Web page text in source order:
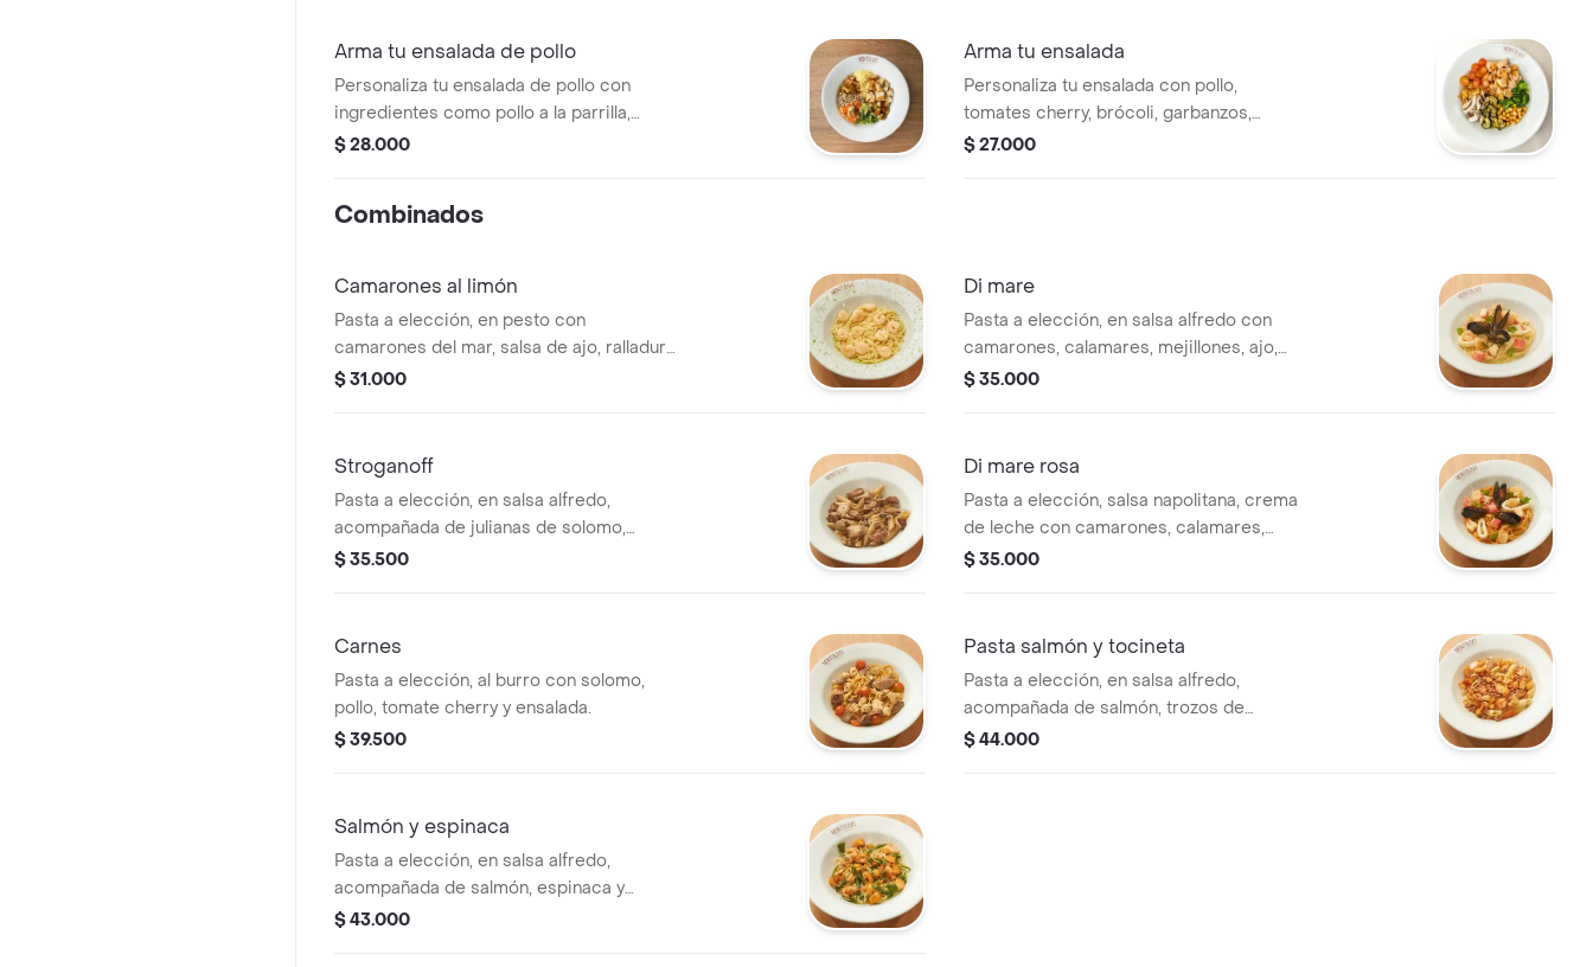
Arma tu ensalada de pollo
Personaliza tu ensalada de pollo con
ingredientes como pollo a la parrilla,
tomates cherry, zanahoria rallada, semillas
$ 28.000
Arma tu ensalada
Personaliza tu ensalada con pollo,
tomates cherry, brócoli, garbanzos,
champiñones y calabacín. Elige tus
$ 27.000
Combinados
Camarones al limón
Pasta a elección, en pesto con
camarones del mar, salsa de ajo, ralladura
de limón y ensalada.
$ 31.000
Di mare
Pasta a elección, en salsa alfredo con
camarones, calamares, mejillones, ajo,
palmitos de cangrejo y ensalada.
$ 35.000
Stroganoff
Pasta a elección, en salsa alfredo,
acompañada de julianas de solomo,
champiñones cocinados en vino tinto y
$ 35.500
Di mare rosa
Pasta a elección, salsa napolitana, crema
de leche con camarones, calamares,
mejillones, ajo, palmitos de cangrejo y
$ 35.000
Carnes
Pasta a elección, al burro con solomo,
pollo, tomate cherry y ensalada.
$ 39.500
Pasta salmón y tocineta
Pasta a elección, en salsa alfredo,
acompañada de salmón, trozos de
tocineta y ensalada.
$ 44.000
Salmón y espinaca
Pasta a elección, en salsa alfredo,
acompañada de salmón, espinaca y
ensalada.
$ 43.000